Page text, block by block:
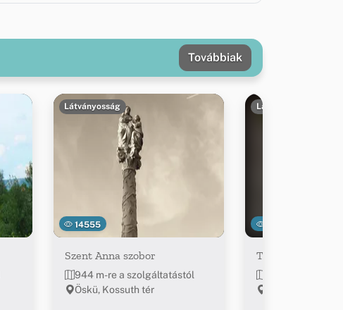
Továbbiak
14555
Látványosság
Szent Anna szobor
944 m-re a szolgáltatástól
Öskü, Kossuth tér
Látványosság
Tasner Antal